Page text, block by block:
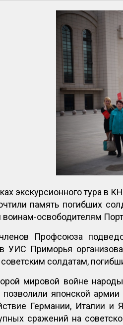
экскурсионного тура в
память погибших
воинам-освободителям
Профсоюза
УИС Приморья
солдатам,
мировой войне
японской
Германии, Италии и
сражений на